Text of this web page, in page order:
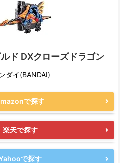
ド DXクローズドラゴン
ダイ(BANDAI)
で探す
楽天で探す
で探す